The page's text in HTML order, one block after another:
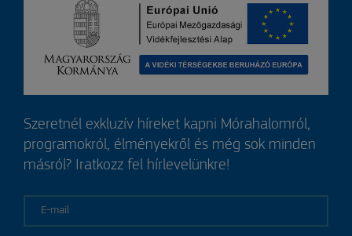
Szeretnél exkluzív híreket kapni Mórahalomról,
programokról, élményekről és még sok minden
másról? Iratkozz fel hírlevelünkre!